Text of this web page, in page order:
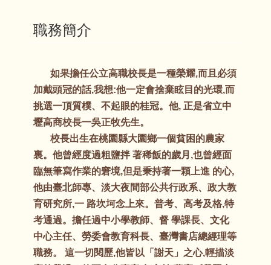
職務簡介
如果擔任公立高職校長是一種榮耀,而且必須
加戴頭冠的話,我想:他一定會捨棄眩目的光環,而
挑選一頂質樸、不起眼的桂冠。他, 正是省立中
壢高商校長一吳正牧先生。
校長出生在桃園縣大園鄉一個貧困的農家
裏。他曾經度過粗鹽拌 著稀飯的歲月,也曾經面
臨無筆寫作業的窘境,但是秉持著一顆上進 的心,
他由臺北師專、淡大夜間部公共行政系、政大教
育研究所,一 路坎坷念上來。普考、高考及格,特
考通過。擔任過中小學教師、督 學課長、文化
中心主任、勞委會教育科長、臺灣書店總經理等
職務。 這一切閱歷,他皆以「謝天」之心,輕描淡